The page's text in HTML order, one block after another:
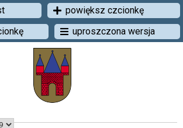
powiększ czcionkę
uproszczona wersja